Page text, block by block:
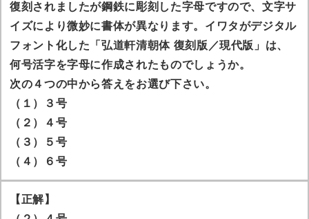
復刻されましたが鋼鉄に彫刻した字母ですので、文字サ
イズにより微妙に書体が異なります。イワタがデジタル
フォント化した「弘道軒清朝体 復刻版／現代版」は、
何号活字を字母に作成されたものでしょうか。
次の４つの中から答えをお選び下さい。
（１）３号
（２）４号
（３）５号
（４）６号
【正解】